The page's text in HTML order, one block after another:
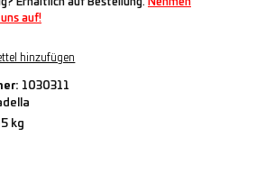
auf!
hinzufügen
1030311
kg